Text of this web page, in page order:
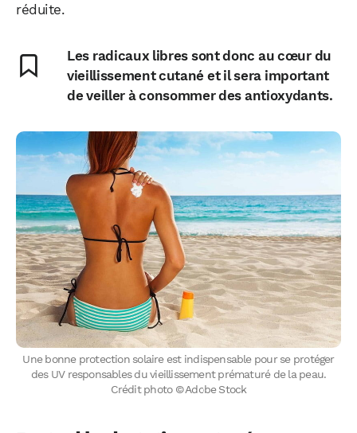
réduite.
Les radicaux libres sont donc au cœur du
vieillissement cutané et il sera important
de veiller à consommer des antioxydants.
Une bonne protection solaire est indispensable pour se protéger
des UV responsables du vieillissement prématuré de la peau.
Crédit photo © Adobe Stock